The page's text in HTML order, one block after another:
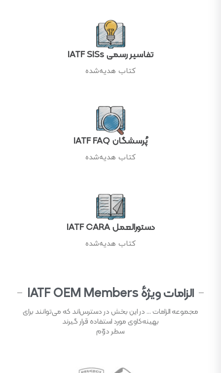
تفاسیر رسمی IATF SISs
کتاب هدیه‌شده
پُرسشگان IATF FAQ
کتاب هدیه‌شده​
دستورالعمل IATF CARA
کتاب هدیه‌شده​
الزامات ویژهٔ IATF OEM Members
مجموعه الزامات ... در این بخش در دسترس‌اند که می‌توانند برای
بهینه‌کاوی مورد استفاده قرار گیرند
سطر دوّم